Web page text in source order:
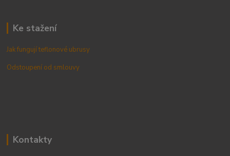
Ke stažení
Jak fungují teflonové ubrusy
Odstoupení od smlouvy
Kontakty